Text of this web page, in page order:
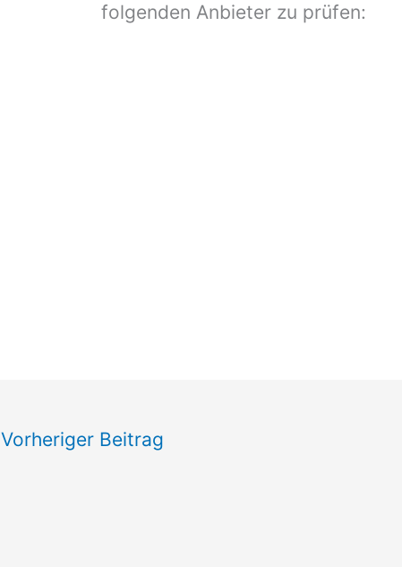
folgenden Anbieter zu prüfen:
Vorheriger Beitrag